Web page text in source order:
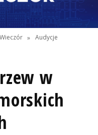
» Audycje
w